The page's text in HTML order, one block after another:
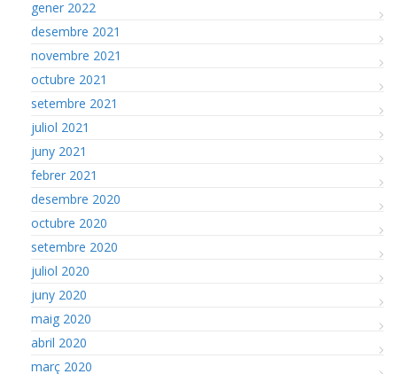
gener 2022
desembre 2021
novembre 2021
octubre 2021
setembre 2021
juliol 2021
juny 2021
febrer 2021
desembre 2020
octubre 2020
setembre 2020
juliol 2020
juny 2020
maig 2020
abril 2020
març 2020